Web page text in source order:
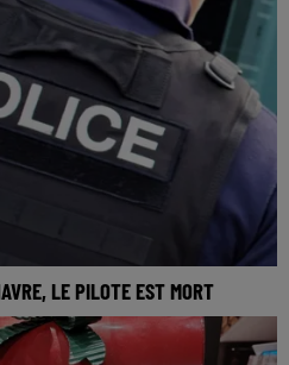
LE PILOTE EST MORT